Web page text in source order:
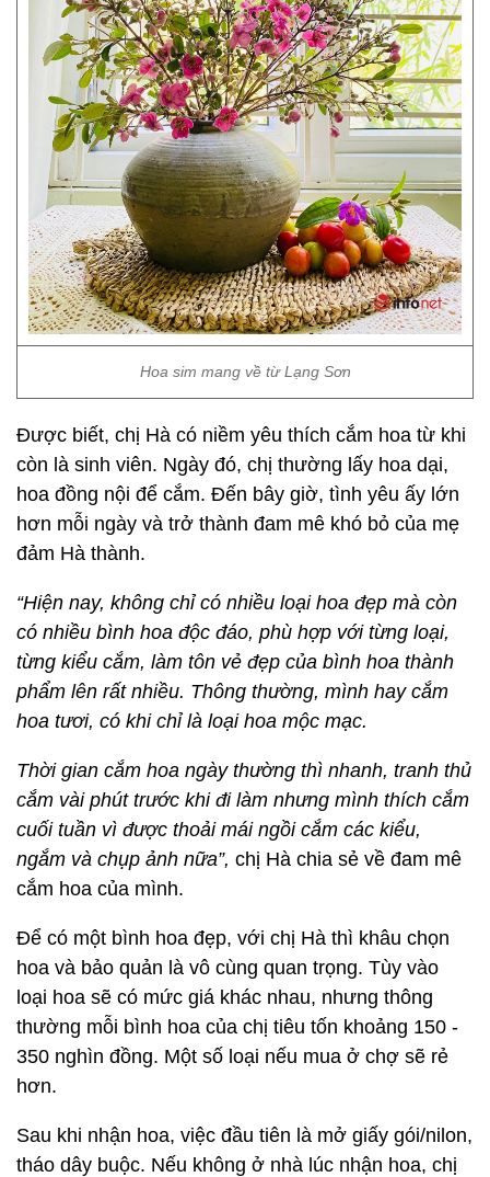
Hoa sim mang về từ Lạng Sơn
Được biết, chị Hà có niềm yêu thích cắm hoa từ khi
còn là sinh viên. Ngày đó, chị thường lấy hoa dại,
hoa đồng nội để cắm. Đến bây giờ, tình yêu ấy lớn
hơn mỗi ngày và trở thành đam mê khó bỏ của mẹ
đảm Hà thành.
“Hiện nay, không chỉ có nhiều loại hoa đẹp mà còn
có nhiều bình hoa độc đáo, phù hợp với từng loại,
từng kiểu cắm, làm tôn vẻ đẹp của bình hoa thành
phẩm lên rất nhiều. Thông thường, mình hay cắm
hoa tươi, có khi chỉ là loại hoa mộc mạc.
Thời gian cắm hoa ngày thường thì nhanh, tranh thủ
cắm vài phút trước khi đi làm nhưng mình thích cắm
cuối tuần vì được thoải mái ngồi cắm các kiểu,
ngắm và chụp ảnh nữa”, chị Hà chia sẻ về đam mê
cắm hoa của mình.
Để có một bình hoa đẹp, với chị Hà thì khâu chọn
hoa và bảo quản là vô cùng quan trọng. Tùy vào
loại hoa sẽ có mức giá khác nhau, nhưng thông
thường mỗi bình hoa của chị tiêu tốn khoảng 150 -
350 nghìn đồng. Một số loại nếu mua ở chợ sẽ rẻ
hơn.
Sau khi nhận hoa, việc đầu tiên là mở giấy gói/nilon,
tháo dây buộc. Nếu không ở nhà lúc nhận hoa, chị